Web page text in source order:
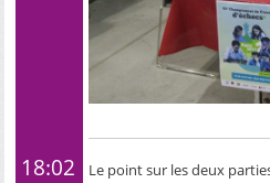
18:02 Le point sur les deux